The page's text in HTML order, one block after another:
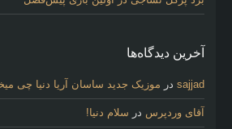
آخرین دیدگاه‌ها
sajjad در موزیک جدید ساسان آریا دنیا چی
آقای وردپرس در سلام دنیا!